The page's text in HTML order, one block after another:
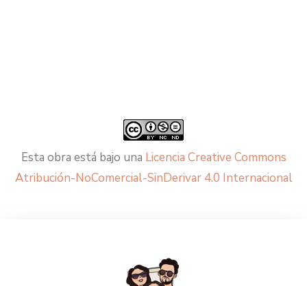
Esta obra está bajo una Licencia Creative Commons
Atribución-NoComercial-SinDerivar 4.0 Internacional